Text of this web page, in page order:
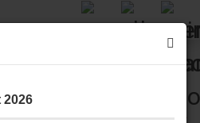
2026
R30 für Flü­gel bis 3,5
m Kabel